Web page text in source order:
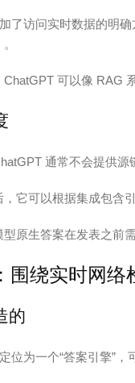
了访问实时数据的明
可以像 RAG
通常不会提供源
它可以根据集成包含
型原生答案在发表之前
围绕实时网络
的
位为一个“答案引擎”